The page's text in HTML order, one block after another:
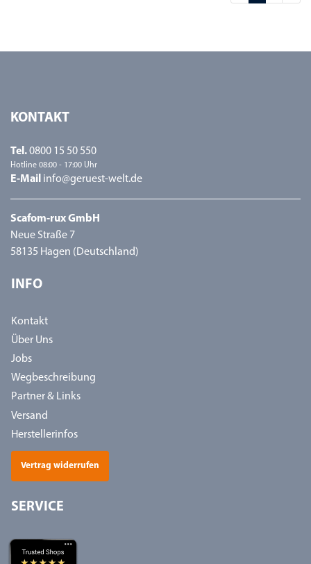
KONTAKT
Tel.0800 15 50 550
Hotline 08:00 - 17:00 Uhr
E-Mail info@geruest-welt.de
Scafom-rux GmbH
Neue Straße 7
58135 Hagen (Deutschland)
INFO
Kontakt
Über Uns
Jobs
Wegbeschreibung
Partner & Links
Versand
Herstellerinfos
Vertrag widerrufen
SERVICE